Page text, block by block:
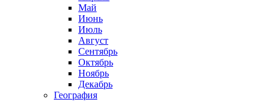
Май
Июнь
Июль
Август
Сентябрь
Октябрь
Ноябрь
Декабрь
География